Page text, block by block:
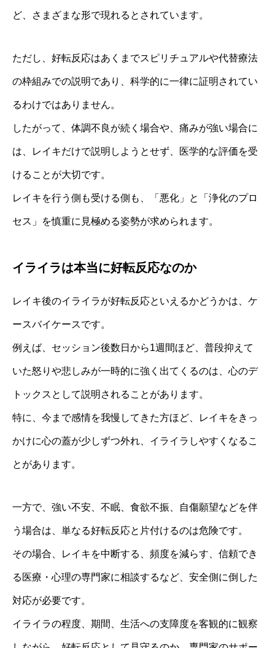
ど、さまざまな形で現れるとされています。
ただし、好転反応はあくまでスピリチュアルや代替療法
の枠組みでの説明であり、科学的に一律に証明されてい
るわけではありません。
したがって、体調不良が続く場合や、痛みが強い場合に
は、レイキだけで説明しようとせず、医学的な評価を受
けることが大切です。
レイキを行う側も受ける側も、「悪化」と「浄化のプロ
セス」を慎重に見極める姿勢が求められます。
イライラは本当に好転反応なのか
レイキ後のイライラが好転反応といえるかどうかは、ケ
ースバイケースです。
例えば、セッション後数日から1週間ほど、普段抑えて
いた怒りや悲しみが一時的に強く出てくるのは、心のデ
トックスとして説明されることがあります。
特に、今まで感情を我慢してきた方ほど、レイキをきっ
かけに心の蓋が少しずつ外れ、イライラしやすくなるこ
とがあります。
一方で、強い不安、不眠、食欲不振、自傷願望などを伴
う場合は、単なる好転反応と片付けるのは危険です。
その場合、レイキを中断する、頻度を減らす、信頼でき
る医療・心理の専門家に相談するなど、安全側に倒した
対応が必要です。
イライラの程度、期間、生活への支障度を客観的に観察